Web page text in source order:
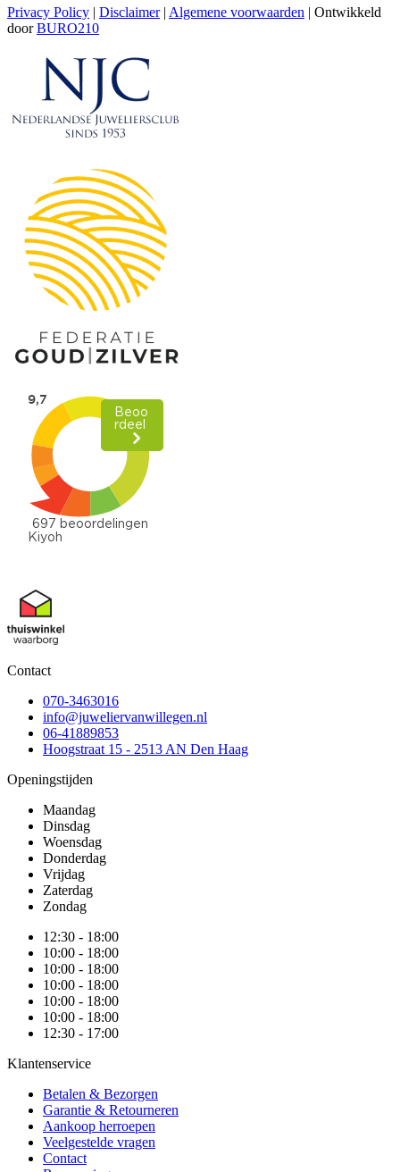
Privacy Policy | Disclaimer| Algemene voorwaarden | Ontwikkeld
doorBURO210
Contact
070-3463016
info@juweliervanwillegen.nl
06-41889853
Hoogstraat 15 - 2513 AN Den Haag
Openingstijden
Maandag
Dinsdag
Woensdag
Donderdag
Vrijdag
Zaterdag
Zondag
12:30 - 18:00
10:00 - 18:00
10:00 - 18:00
10:00 - 18:00
10:00 - 18:00
10:00 - 18:00
12:30 - 17:00
Klantenservice
Betalen & Bezorgen
Garantie & Retourneren
Aankoop herroepen
Veelgestelde vragen
Contact